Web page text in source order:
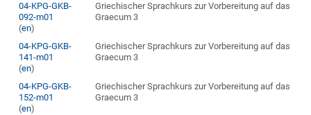
04-KPG-GKB-
092-m01
(en)
Griechischer Sprachkurs zur Vorbereitung auf das
Graecum 3
04-KPG-GKB-
141-m01
(en)
Griechischer Sprachkurs zur Vorbereitung auf das
Graecum 3
04-KPG-GKB-
152-m01
(en)
Griechischer Sprachkurs zur Vorbereitung auf das
Graecum 3